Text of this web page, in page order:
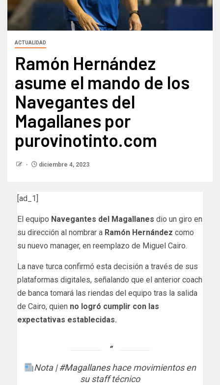
ACTUALIDAD
Ramón Hernández
asume el mando de los
Navegantes del
Magallanes por
purovinotinto.com
diciembre 4, 2023
[ad_1]
El equipo Navegantes del Magallanes dio un giro en
su dirección al nombrar a Ramón Hernández como
su nuevo manager, en reemplazo de Miguel Cairo.
La nave turca confirmó esta decisión a través de sus
plataformas digitales, señalando que el anterior coach
de banca tomará las riendas del equipo tras la salida
de Cairo, quien no logró cumplir con las
expectativas establecidas.
Nota |#Magallaneshace movimientos en
su staff técnico